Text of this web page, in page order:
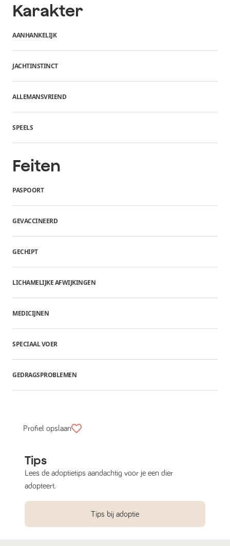
Karakter
AANHANKELIJK
JACHTINSTINCT
ALLEMANSVRIEND
SPEELS
Feiten
PASPOORT
GEVACCINEERD
GECHIPT
LICHAMELIJKE AFWIJKINGEN
MEDICIJNEN
SPECIAAL VOER
GEDRAGSPROBLEMEN
Profiel opslaan
Tips
Lees de adoptietips aandachtig voor je een dier
adopteert.
Tips bij adoptie